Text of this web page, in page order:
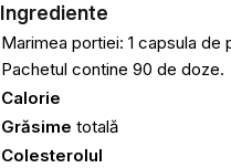
Ingrediente
Marimea portiei: 1 capsula de
Pachetul contine 90 de doze.
Calorie
Grăsime totală
Colesterolul